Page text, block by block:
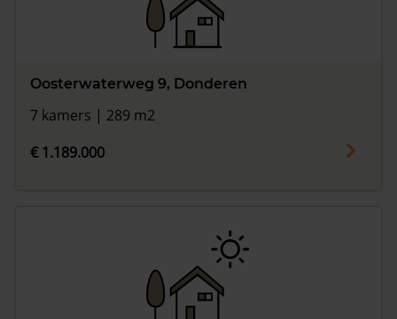
Oosterwaterweg 9, Donderen
7 kamers | 289 m2
€ 1.189.000